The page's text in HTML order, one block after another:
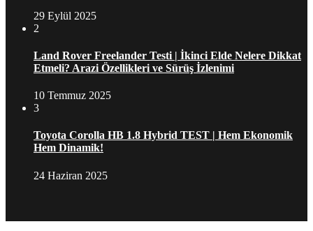
29 Eylül 2025
2
Land Rover Freelander Testi | İkinci Elde Nelere Dikkat
Etmeli? Arazi Özellikleri ve Sürüş İzlenimi
10 Temmuz 2025
3
Toyota Corolla HB 1.8 Hybrid TEST | Hem Ekonomik
Hem Dinamik!
24 Haziran 2025